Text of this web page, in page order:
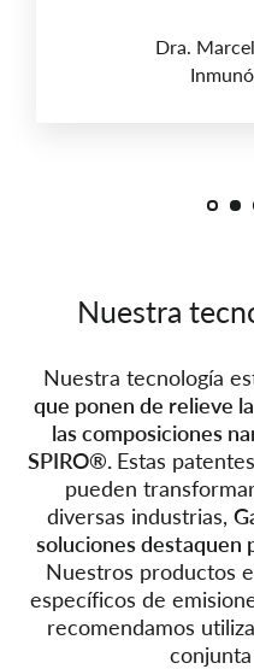
Dra.
Nuestra
Nuestra tecnología
que ponen de relieve
las composiciones
SPIRO®. Estas
pueden
diversas industrias,
soluciones destaquen
Nuestros productos
específicos de
recomendamos